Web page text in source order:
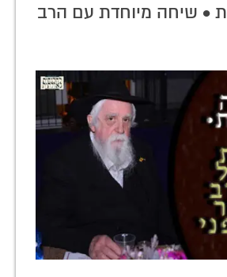
• שיחה מיוחדת עם הרב